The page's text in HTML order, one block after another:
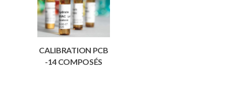
CALIBRATION PCB
-14 COMPOSÉS